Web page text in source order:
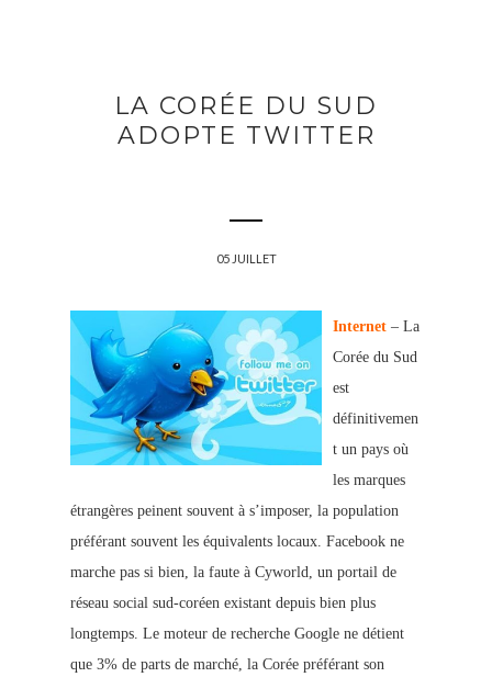
LA CORÉE DU SUD
ADOPTE TWITTER
05 JUILLET
Internet – La
Corée du Sud
est
définitivemen
t un pays où
les marques
étrangères peinent souvent à s’imposer, la population
préférant souvent les équivalents locaux. Facebook ne
marche pas si bien, la faute à Cyworld, un portail de
réseau social sud-coréen existant depuis bien plus
longtemps. Le moteur de recherche Google ne détient
que 3% de parts de marché, la Corée préférant son